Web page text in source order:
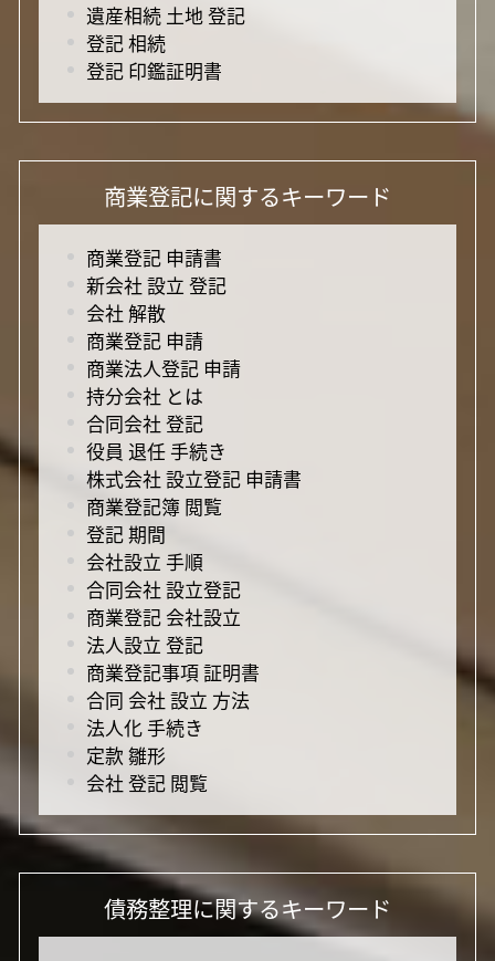
遺産相続 土地 登記
登記 相続
登記 印鑑証明書
商業登記に関するキーワード
商業登記 申請書
新会社 設立 登記
会社 解散
商業登記 申請
商業法人登記 申請
持分会社 とは
合同会社 登記
役員 退任 手続き
株式会社 設立登記 申請書
商業登記簿 閲覧
登記 期間
会社設立 手順
合同会社 設立登記
商業登記 会社設立
法人設立 登記
商業登記事項 証明書
合同 会社 設立 方法
法人化 手続き
定款 雛形
会社 登記 閲覧
債務整理に関するキーワード